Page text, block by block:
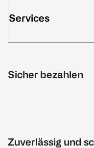
Services
Sicher bezahlen
Zuverlässig und